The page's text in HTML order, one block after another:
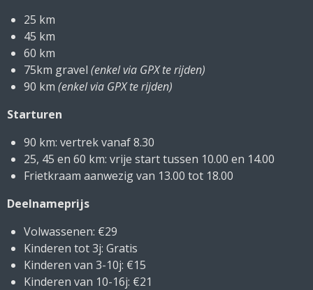
25 km
45 km
60 km
75km gravel (enkel via GPX te rijden)
90 km (enkel via GPX te rijden)
Starturen
90 km: vertrek vanaf 8.30
25, 45 en 60 km: vrije start tussen 10.00 en 14.00
Frietkraam aanwezig van 13.00 tot 18.00
Deelnameprijs
Volwassenen: €29
Kinderen tot 3j: Gratis
Kinderen van 3-10j: €15
Kinderen van 10-16j: €21